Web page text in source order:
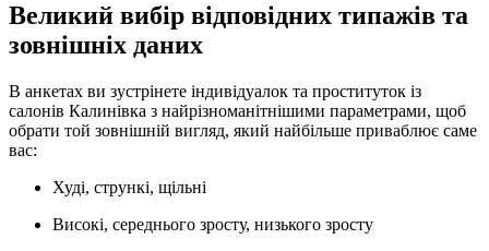
Великий вибір відповідних типажів та
зовнішніх даних
В анкетах ви зустрінете індивідуалок та проституток із
салонів Калинівка з найрізноманітнішими параметрами, щоб
обрати той зовнішній вигляд, який найбільше приваблює саме
вас:
Худі, стрункі, щільні
Високі, середнього зросту, низького зросту